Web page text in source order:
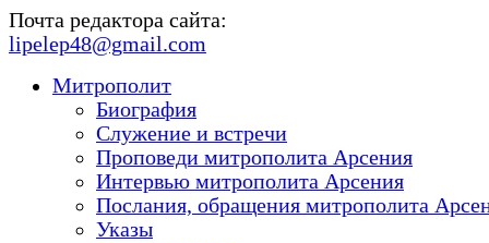
Почта редактора сайта:
lipelep48@gmail.com
Митрополит
Биография
Служение и встречи
Проповеди митрополита Арсения
Интервью митрополита Арсения
Послания, обращения митрополита
Указы